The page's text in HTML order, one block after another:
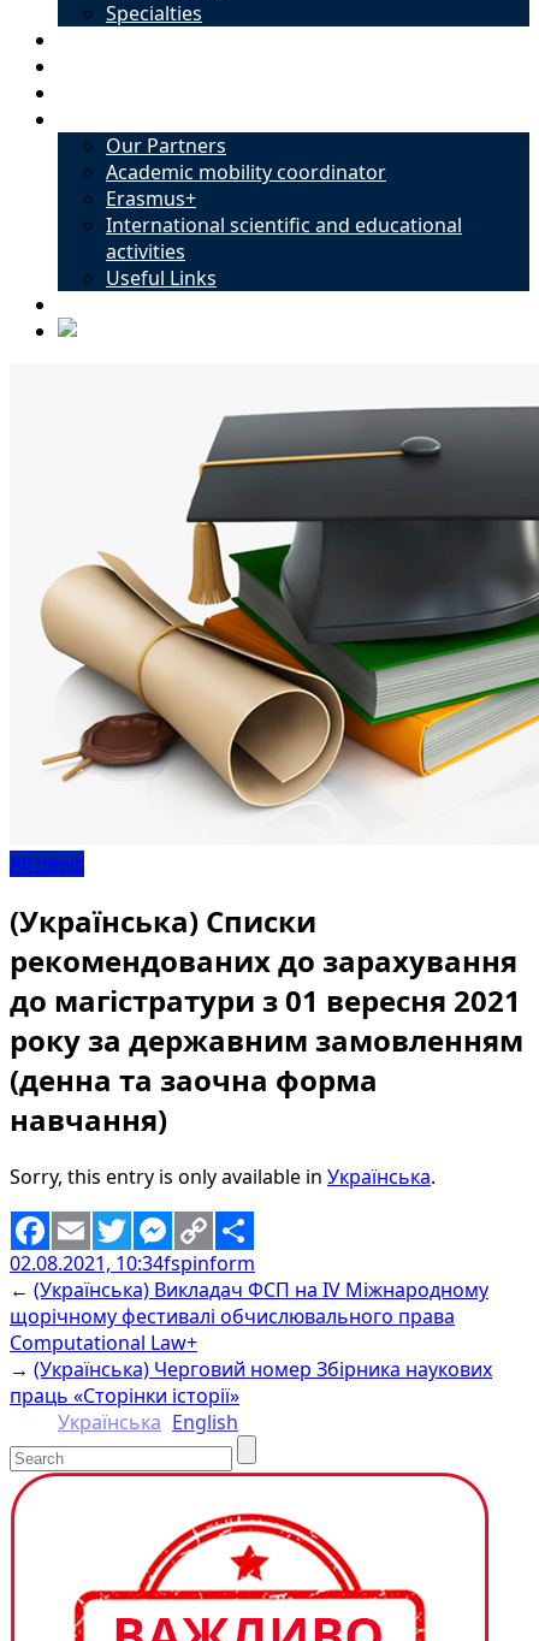
Specialties
Our Partners
Academic mobility coordinator
Erasmus+
International scientific and educational
activities
Useful Links
All news
(Українська) Списки
рекомендованих до зарахування
до магістратури з 01 вересня 2021
року за державним замовленням
(денна та заочна форма
навчання)
Sorry, this entry is only available in Українська.
Facebook
EmailTwitterMessenger
Copy
Link
Share
02.08.2021, 10:34fspinform
← (Українська) Викладач ФСП на IV Міжнародному
щорічному фестивалі обчислювального права
Computational Law+
→ (Українська) Черговий номер Збірника наукових
праць «Сторінки історії»
Українська English